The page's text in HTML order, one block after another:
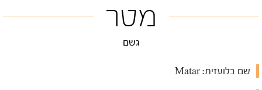
מטר
גשם
שם בלועזית: